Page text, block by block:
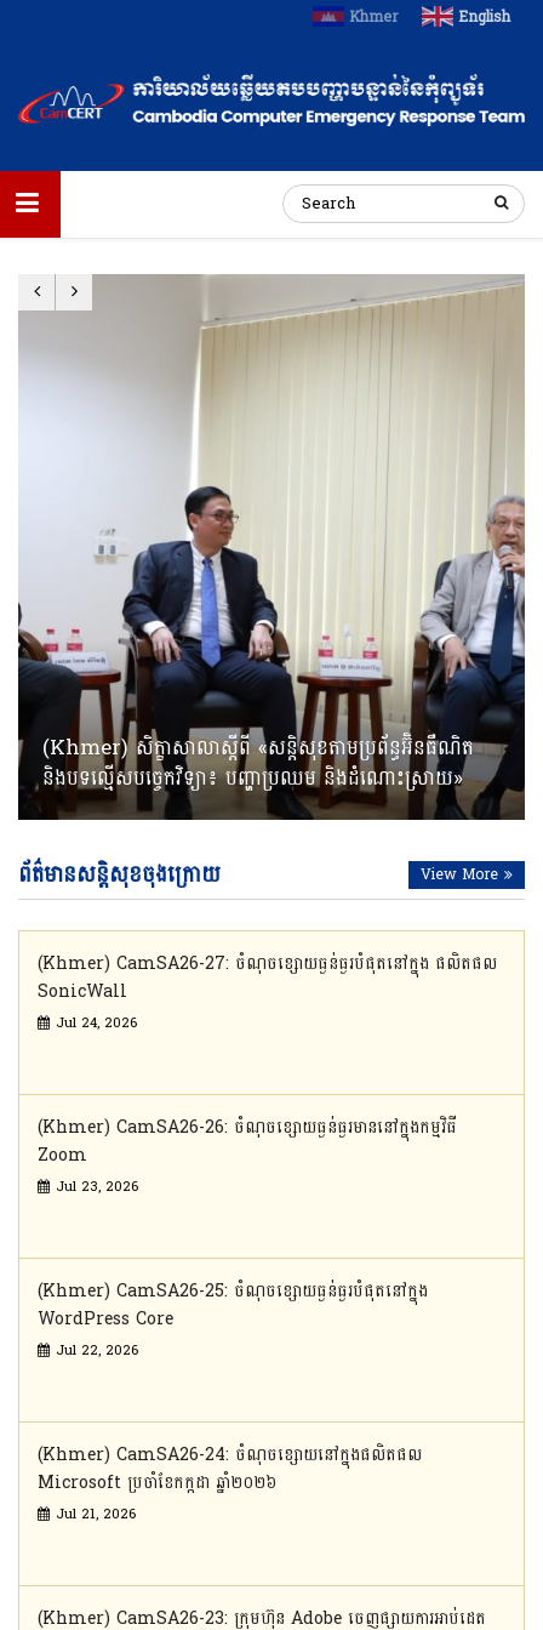
Khmer English
វគ្គបណ្តុះបណ្តាលស្តីពី «ការប្រើប្រាស់ប្រព័ន្ធទំនាក់ទំនងសង្គម
ប្រកបដោយប្រសិទ្ធភាព និងសុវត្ថិភាពសម្រាប់អ្នកសារព័ត៌មាន»
វគ្គបណ្តុះបណ្តាលស្តីពីឯកជនភាព និងការការពារ (Privacy
And Protection)
(Khmer) វគ្គបណ្តុះបណ្តាលកសាងសមត្ថភាព ស្តីពី “សន្តិ
សុខសាយប័រ”
(Khmer) សិក្ខាសាលាស្តីពី «សន្តិសុខតាមប្រព័ន្ធអ៊ិនធឺណិត
និងបទល្មើសបច្ចេកវិទ្យា៖ បញ្ហាប្រឈម និងដំណោះស្រាយ»
(Khmer) សិក្ខាសាលាស្តីពី “តួនាទីនៃហិរញ្ញវត្ថុវិមជ្ឈការ និង
ក្របខណ្ឌការពារទិន្នន័យ ក្នុងការអភិវឌ្ឍបច្ចេកវិទ្យាហិរញ្ញវត្ថុក្នុង
ប្រទេសកម្ពុជា”
ព័ត៌មានសន្តិសុខចុងក្រោយ View More
(Khmer) CamSA26-27: ចំណុចខ្សោយធ្ងន់ធ្ងរបំផុតនៅក្នុង ផលិតផល
SonicWall
Jul 24, 2026
(Khmer) CamSA26-26: ចំណុចខ្សោយធ្ងន់ធ្ងរមាននៅក្នុងកម្មវិធី
Zoom
Jul 23, 2026
(Khmer) CamSA26-25: ចំណុចខ្សោយធ្ងន់ធ្ងរបំផុតនៅក្នុង
WordPress Core
Jul 22, 2026
(Khmer) CamSA26-24: ចំណុចខ្សោយនៅក្នុងផលិតផល
Microsoft ប្រចាំខែកក្កដា ឆ្នាំ២០២៦
Jul 21, 2026
(Khmer) CamSA26-23: ក្រុមហ៊ុន Adobe ចេញផ្សាយការអាប់ដេត